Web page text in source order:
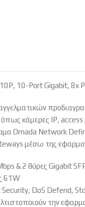
10-Port Gigabit, 8x
κάμερες IP,
Omada Network
μέσω της
& 2 θύρες Gigabit
61W
DoS Defend,
την